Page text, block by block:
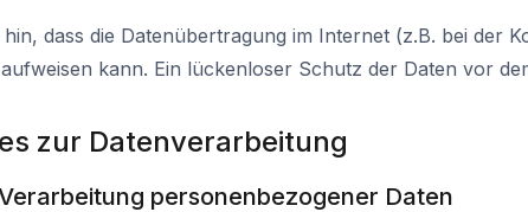
dass die Datenübertragung im Internet (z.B. bei der
kann. Ein lückenloser Schutz der Daten vor
zur Datenverarbeitung
personenbezogener Daten